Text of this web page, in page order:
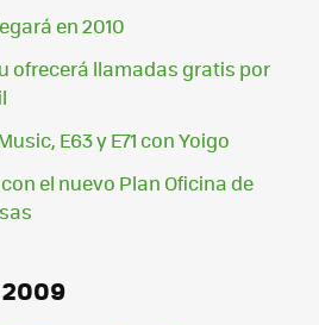
en 2010
ofrecerá llamadas gratis por
E63 y E71 con Yoigo
el nuevo Plan Oficina de